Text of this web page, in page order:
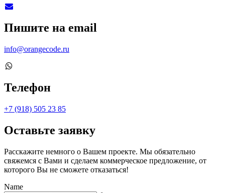
Пишите на email
info@orangecode.ru
Телефон
+7 (918) 505 23 85
Оставьте заявку
Расскажите немного о Вашем проекте. Мы обязательно
свяжемся с Вами и сделаем коммерческое предложение, от
которого Вы не сможете отказаться!
Name